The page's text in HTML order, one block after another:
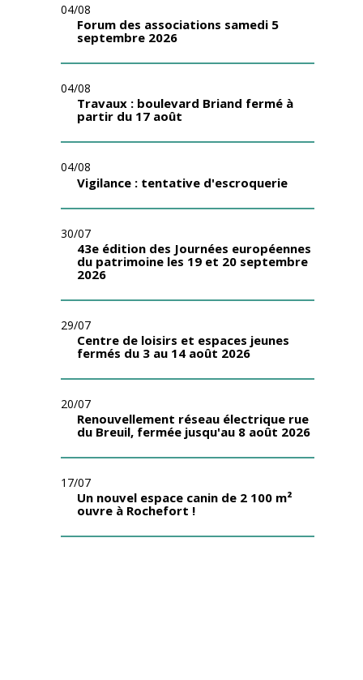
04/08
Forum des associations samedi 5
septembre 2026
04/08
Travaux : boulevard Briand fermé à
partir du 17 août
04/08
Vigilance : tentative d'escroquerie
30/07
43e édition des Journées européennes
du patrimoine les 19 et 20 septembre
2026
29/07
Centre de loisirs et espaces jeunes
fermés du 3 au 14 août 2026
20/07
Renouvellement réseau électrique rue
du Breuil, fermée jusqu'au 8 août 2026
17/07
Un nouvel espace canin de 2 100 m²
ouvre à Rochefort !